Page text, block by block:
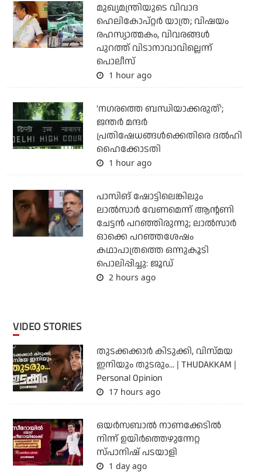
മുഖ്യമന്ത്രിയുടെ വിവാദ
ഹെലികോപ്റ്റര്‍ യാത്ര; വിഷയം
രഹസ്യാത്മകം, വിവരങ്ങള്‍
പുറത്ത് വിടാനാവാവില്ലെന്ന്
പൊലീസ്
1 hour ago
'നഗരത്തെ ബന്ധിയാക്കരുത്';
ജന്തര്‍ മന്ദര്‍
പ്രതിഷേധങ്ങള്‍ക്കെതിരെ ദല്‍ഹി
ഹൈക്കോടതി
1 hour ago
പാസിങ് ഷോട്ടിലെങ്കിലും
ലാല്‍സാര്‍ വേണമെന്ന് ആന്റണി
ചേട്ടന്‍ പറഞ്ഞിരുന്നു; ലാല്‍സാര്‍
ഓക്കെ പറഞ്ഞശേഷം
കഥാപാത്രത്തെ ഒന്നുകൂടി
പൊലിപ്പിച്ചു: ജൂഡ്
2 hours ago
VIDEO STORIES
തുടക്കക്കാര്‍ കിടുക്കി, വിസ്മയ
ഇനിയും തുടരും... | THUDAKKAM |
Personal Opinion
17 hours ago
ഒയര്‍സബാൽ നാണക്കേടിൽ
നിന്ന് ഉയിർത്തെഴുന്നേറ്റ
സ്പാനിഷ് പടയാളി
1 day ago